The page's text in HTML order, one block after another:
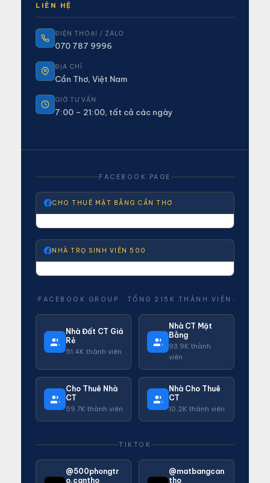
LIÊN HỆ
ĐIỆN THOẠI / ZALO
070 787 9996
ĐỊA CHỈ
Cần Thơ, Việt Nam
GIỜ TƯ VẤN
7:00 – 21:00, tất cả các ngày
FACEBOOK PAGE
CHO THUÊ MẶT BẰNG CẦN THƠ
NHÀ TRỌ SINH VIÊN 500
FACEBOOK GROUP · TỔNG 215K THÀNH VIÊN
Nhà Đất CT Giá
Rẻ
51.4K thành viên
Nhà CT Mặt
Bằng
93.9K thành
viên
Cho Thuê Nhà
CT
59.7K thành viên
Nhà Cho Thuê
CT
10.2K thành viên
TIKTOK
@500phongtr
o.cantho
@matbangcan
tho